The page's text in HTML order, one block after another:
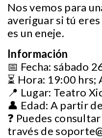
Nos vemos para
averiguar si tú
es un eneje.
Información
📅 Fecha: sábado
⏳ Hora: 19:00 hrs;
📍 Lugar: Teatro
👤 Edad: A partir
❓ Puedes
través de